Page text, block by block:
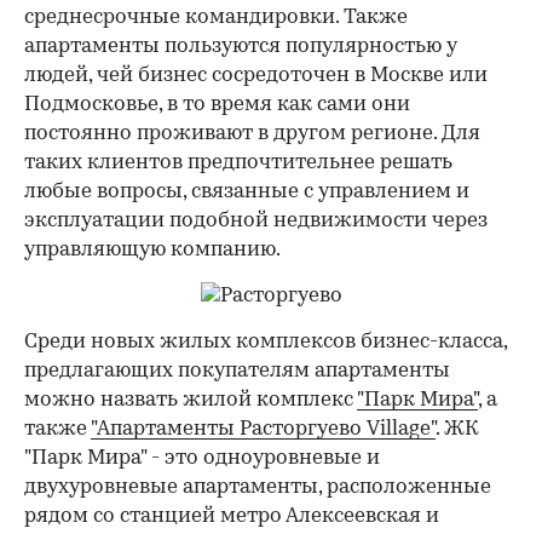
среднесрочные командировки. Также
апартаменты пользуются популярностью у
людей, чей бизнес сосредоточен в Москве или
Подмосковье, в то время как сами они
постоянно проживают в другом регионе. Для
таких клиентов предпочтительнее решать
любые вопросы, связанные с управлением и
эксплуатации подобной недвижимости через
управляющую компанию.
Среди новых жилых комплексов бизнес-класса,
предлагающих покупателям апартаменты
можно назвать жилой комплекс "Парк Мира", а
также "Апартаменты Расторгуево Village". ЖК
"Парк Мира" - это одноуровневые и
двухуровневые апартаменты, расположенные
рядом со станцией метро Алексеевская и